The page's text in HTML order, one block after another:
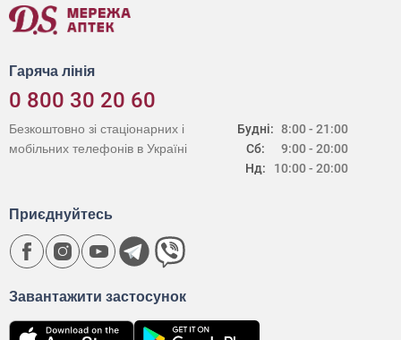
Гаряча лінія
0 800 30 20 60
Будні:
Сб:
Нд:
8:00 - 21:00
9:00 - 20:00
10:00 - 20:00
Безкоштовно зі стаціонарних і
мобільних телефонів в Україні
Завантажити застосунок
Приєднуйтесь